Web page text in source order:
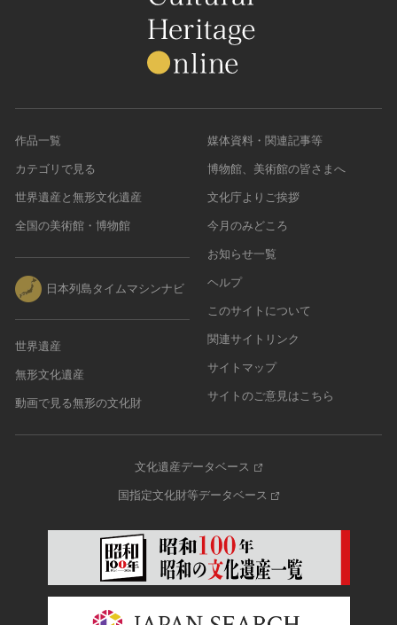
作品一覧
カテゴリで見る
世界遺産と無形文化遺産
全国の美術館・博物館
日本列島タイムマシンナビ
世界遺産
無形文化遺産
動画で見る無形の文化財
媒体資料・関連記事等
博物館、美術館の皆さまへ
文化庁よりご挨拶
今月のみどころ
お知らせ一覧
ヘルプ
このサイトについて
関連サイトリンク
サイトマップ
サイトのご意見はこちら
文化遺産データベース
国指定文化財等データベース